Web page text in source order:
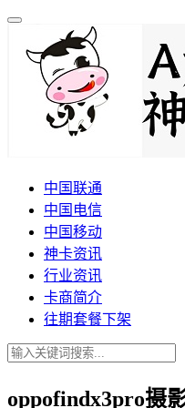
中国联通
中国电信
中国移动
神卡资讯
行业资讯
卡商简介
往期套餐下架
oppofindx3pro摄